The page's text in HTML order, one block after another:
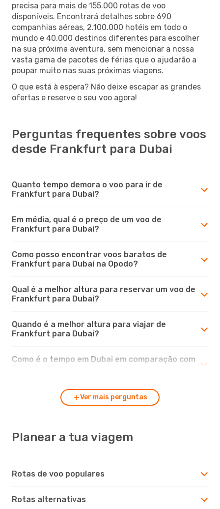
precisa para mais de 155.000 rotas de voo
disponíveis. Encontrará detalhes sobre 690
companhias aéreas, 2.100.000 hotéis em todo o
mundo e 40.000 destinos diferentes para escolher
na sua próxima aventura, sem mencionar a nossa
vasta gama de pacotes de férias que o ajudarão a
poupar muito nas suas próximas viagens.
O que está à espera? Não deixe escapar as grandes
ofertas e reserve o seu voo agora!
Perguntas frequentes sobre voos
desde Frankfurt para Dubai
Quanto tempo demora o voo para ir de
Frankfurt para Dubai?
Em média, qual é o preço de um voo de
Frankfurt para Dubai?
Como posso encontrar voos baratos de
Frankfurt para Dubai na Opodo?
Qual é a melhor altura para reservar um voo de
Frankfurt para Dubai?
Quando é a melhor altura para viajar de
Frankfurt para Dubai?
Como é o tempo em Dubai em comparação com
Ver mais perguntas
Planear a tua viagem
Rotas de voo populares
Rotas alternativas